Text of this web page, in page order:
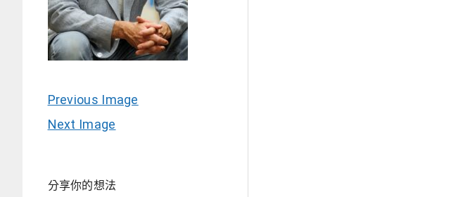
Previous Image
Next Image
分享你的想法